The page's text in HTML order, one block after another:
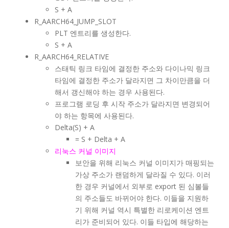
S + A
R_AARCH64_JUMP_SLOT
PLT 엔트리를 생성한다.
S + A
R_AARCH64_RELATIVE
스태틱 링크 타임에 결정한 주소와 다이나믹 링크
타임에 결정한 주소가 달라지면 그 차이만큼을 더
해서 갱신해야 하는 경우 사용된다.
프로그램 로딩 후 시작 주소가 달라지면 변경되어
야 하는 항목에 사용된다.
Delta(S) + A
= S + Delta + A
리눅스 커널 이미지
보안을 위해 리눅스 커널 이미지가 매핑되는
가상 주소가 랜덤하게 달라질 수 있다. 이러
한 경우 커널에서 외부로 export 된 심볼들
의 주소들도 바뀌어야 한다. 이들을 지원하
기 위해 커널 역시 특별한 리로케이션 엔트
리가 준비되어 있다. 이들 타입에 해당하는